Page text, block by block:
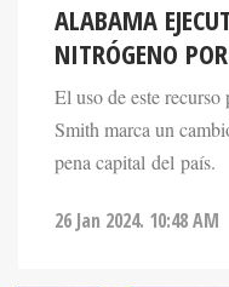
ALABAMA
NITRÓGENO
El uso de este
Smith marca un
pena capital del país.
26 Jan 2024. 10:48 AM